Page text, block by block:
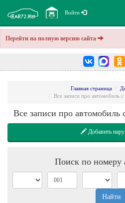
Перейти на полную версию сайта
Войти
Главная страница
Все записи про автомобиль
Все записи про
Добавить
Поиск по номеру
Найти